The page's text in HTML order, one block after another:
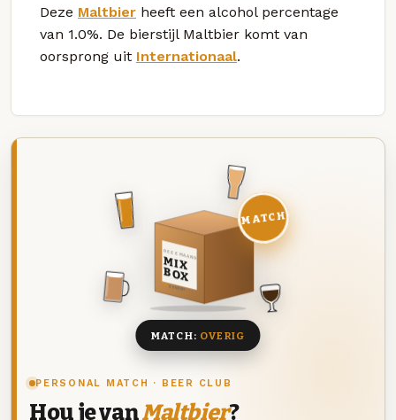
Deze Maltbier heeft een alcohol percentage
van 1.0%. De bierstijl Maltbier komt van
oorsprong uit Internationaal.
PERSONAL MATCH · BEER CLUB
Hou je vanMaltbier?
DEZE MAAND
MIX
BOX
8 BIEREN
MATCH
MATCH: OVERIG